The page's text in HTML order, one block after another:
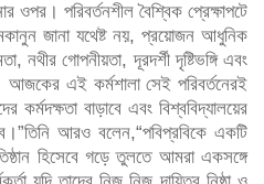
ওপর। পরিবর্তনশীল বৈশ্বিক প্রেক্ষাপটে
জানা যথেষ্ট নয়, প্রয়োজন আধুনিক
নথীর গোপনীয়তা, দূরদর্শী দৃষ্টিভঙ্গি এবং
আজকের এই কর্মশালা সেই পরিবর্তনেরই
কর্মদক্ষতা বাড়াবে এবং বিশ্ববিদ্যালয়ের
আরও বলেন,“পবিপ্রবিকে একটি
হিসেবে গড়ে তুলতে আমরা একসঙ্গে